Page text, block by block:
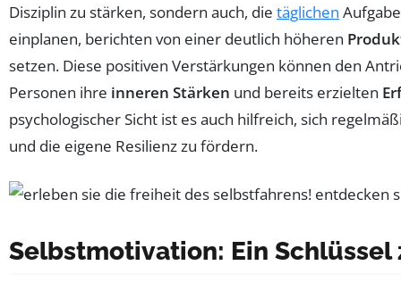
Disziplin zu stärken, sondern auch, die täglichen
einplanen, berichten von einer deutlich höheren
setzen. Diese positiven Verstärkungen können den
Personen ihre inneren Stärken und bereits erzielten
psychologischer Sicht ist es auch hilfreich, sich
und die eigene Resilienz zu fördern.
Selbstmotivation: Ein Schlüssel